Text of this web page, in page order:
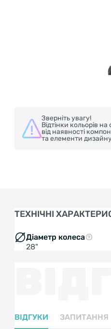
Зверніть увагу!
Відтінки кольорів
від наявності
та елементи
ТЕХНІЧНІ
Діаметр колеса
28"
ВІДГУКИ ЗАПИТАННЯ